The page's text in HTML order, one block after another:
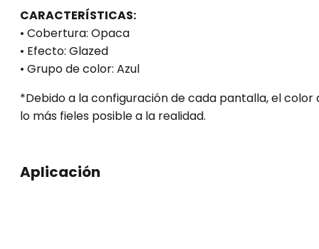
CARACTERÍSTICAS:
• Cobertura: Opaca
• Efecto: Glazed
• Grupo de color: Azul
*Debido a la configuración de cada pantalla, el
lo más fieles posible a la realidad.
Aplicación